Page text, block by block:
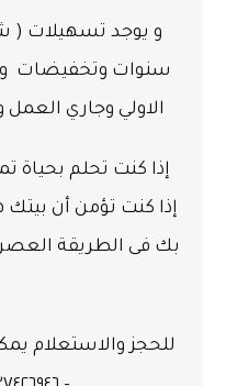
و يوجد تسهيلات (
سنوات وتخفيضات
الاولي وجاري العمل
إذا كنت تحلم بحياة
إذا كنت تؤمن أن
بك فى الطريقة